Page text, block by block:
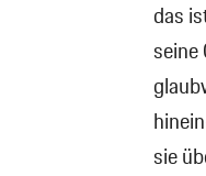
das
seine
sie